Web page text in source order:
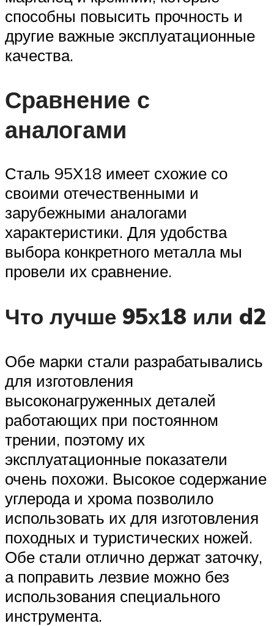
способны повысить прочность и
другие важные эксплуатационные
качества.
Сравнение с
аналогами
Сталь 95Х18 имеет схожие со
своими отечественными и
зарубежными аналогами
характеристики. Для удобства
выбора конкретного металла мы
провели их сравнение.
Что лучше 95х18 или d2
Обе марки стали разрабатывались
для изготовления
высоконагруженных деталей
работающих при постоянном
трении, поэтому их
эксплуатационные показатели
очень похожи. Высокое содержание
углерода и хрома позволило
использовать их для изготовления
походных и туристических ножей.
Обе стали отлично держат заточку,
а поправить лезвие можно без
использования специального
инструмента.